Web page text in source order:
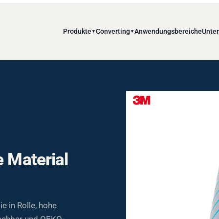
Produkte Converting Anwendungsbereiche
Material
in Rolle, hohe
und OEKO-